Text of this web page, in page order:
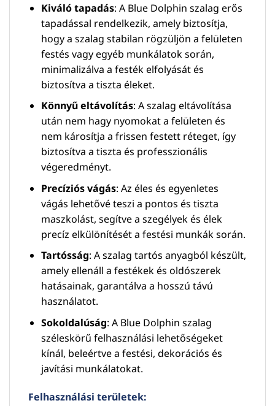
Kiváló tapadás: A Blue Dolphin szalag erős
tapadással rendelkezik, amely biztosítja,
hogy a szalag stabilan rögzüljön a felületen
festés vagy egyéb munkálatok során,
minimalizálva a festék elfolyását és
biztosítva a tiszta éleket.
Könnyű eltávolítás: A szalag eltávolítása
után nem hagy nyomokat a felületen és
nem károsítja a frissen festett réteget, így
biztosítva a tiszta és professzionális
végeredményt.
Precíziós vágás: Az éles és egyenletes
vágás lehetővé teszi a pontos és tiszta
maszkolást, segítve a szegélyek és élek
precíz elkülönítését a festési munkák során.
Tartósság: A szalag tartós anyagból készült,
amely ellenáll a festékek és oldószerek
hatásainak, garantálva a hosszú távú
használatot.
Sokoldalúság: A Blue Dolphin szalag
széleskörű felhasználási lehetőségeket
kínál, beleértve a festési, dekorációs és
javítási munkálatokat.
Felhasználási területek: